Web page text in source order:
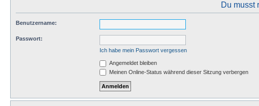
Du musst
Benutzername:
Passwort:
Ich habe mein Passwort vergessen
Angemeldet bleiben
Meinen Online-Status während dieser Sitzung verbergen